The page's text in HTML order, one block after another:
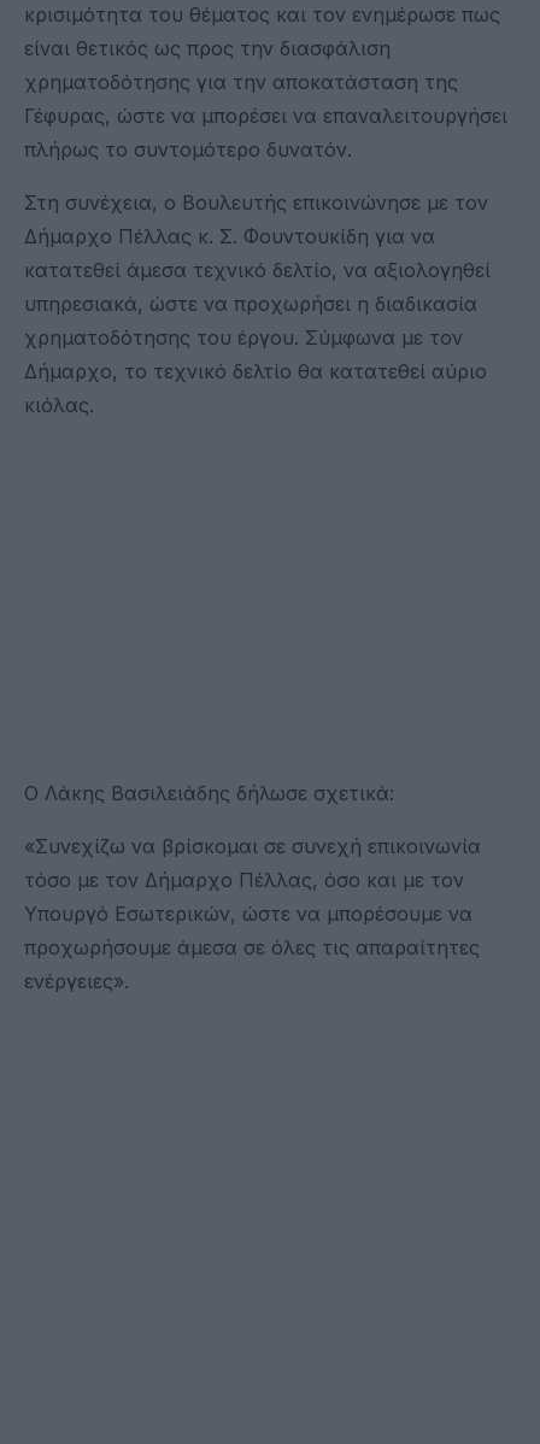
κρισιμότητα του θέματος και τον ενημέρωσε πως
είναι θετικός ως προς την διασφάλιση
χρηματοδότησης για την αποκατάσταση της
Γέφυρας, ώστε να μπορέσει να επαναλειτουργήσει
πλήρως το συντομότερο δυνατόν.
Στη συνέχεια, ο Βουλευτής επικοινώνησε με τον
Δήμαρχο Πέλλας κ. Σ. Φουντουκίδη για να
κατατεθεί άμεσα τεχνικό δελτίο, να αξιολογηθεί
υπηρεσιακά, ώστε να προχωρήσει η διαδικασία
χρηματοδότησης του έργου. Σύμφωνα με τον
Δήμαρχο, το τεχνικό δελτίο θα κατατεθεί αύριο
κιόλας.
Ο Λάκης Βασιλειάδης δήλωσε σχετικά:
«Συνεχίζω να βρίσκομαι σε συνεχή επικοινωνία
τόσο με τον Δήμαρχο Πέλλας, όσο και με τον
Υπουργό Εσωτερικών, ώστε να μπορέσουμε να
προχωρήσουμε άμεσα σε όλες τις απαραίτητες
ενέργειες».